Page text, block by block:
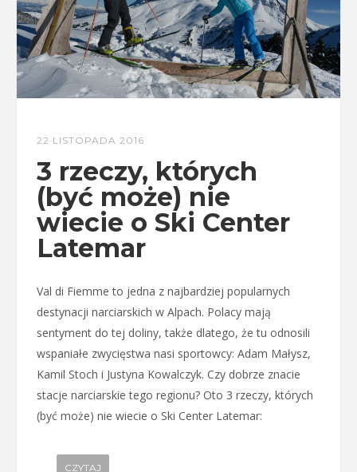
22 LISTOPADA 2016
3 rzeczy, których
(być może) nie
wiecie o Ski Center
Latemar
Val di Fiemme to jedna z najbardziej popularnych
destynacji narciarskich w Alpach. Polacy mają
sentyment do tej doliny, także dlatego, że tu odnosili
wspaniałe zwycięstwa nasi sportowcy: Adam Małysz,
Kamil Stoch i Justyna Kowalczyk. Czy dobrze znacie
stacje narciarskie tego regionu? Oto 3 rzeczy, których
(być może) nie wiecie o Ski Center Latemar:
CZYTAJ